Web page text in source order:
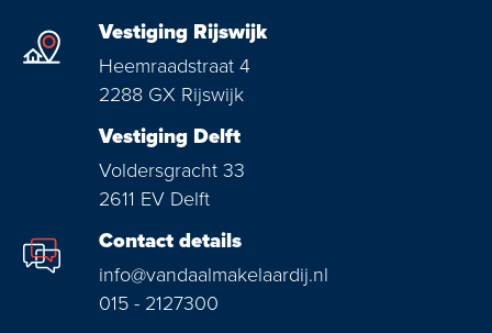
Vestiging Rijswijk
Heemraadstraat 4
2288 GX Rijswijk
Vestiging Delft
Voldersgracht 33
2611 EV Delft
Contact details
info@vandaalmakelaardij.nl
015 - 2127300